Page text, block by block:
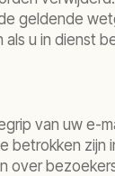
geldende
u in dienst
van uw e-
betrokken
over